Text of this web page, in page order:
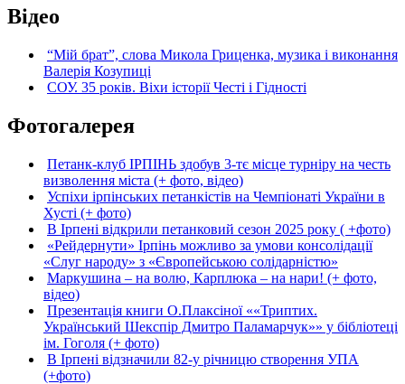
Відео
“Мій брат”, слова Микола Гриценка, музика і виконання
Валерія Козупиці
СОУ. 35 років. Віхи історії Честі і Гідності
Фотогалерея
Петанк-клуб ІРПІНЬ здобув 3-тє місце турніру на честь
визволення міста (+ фото, відео)
Успіхи ірпінських петанкістів на Чемпіонаті України в
Хусті (+ фото)
В Ірпені відкрили петанковий сезон 2025 року ( +фото)
«Рейдернути» Ірпінь можливо за умови консолідації
«Слуг народу» з «Європейською солідарністю»
Маркушина – на волю, Карплюка – на нари! (+ фото,
відео)
Презентація книги О.Плаксіної ««Триптих.
Український Шекспір Дмитро Паламарчук»» у бібліотеці
ім. Гоголя (+ фото)
В Ірпені відзначили 82-у річницю створення УПА
(+фото)